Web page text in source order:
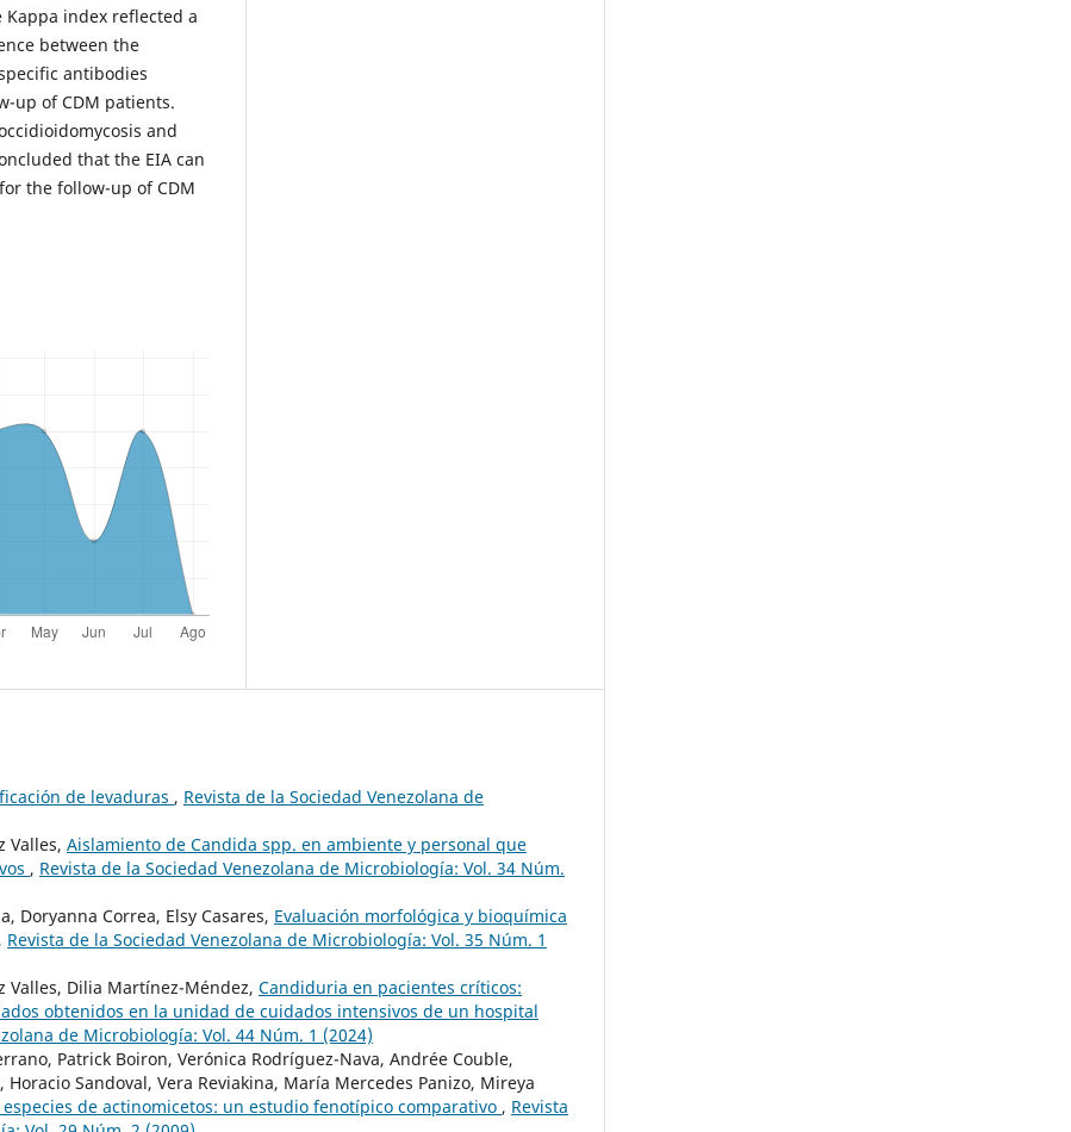
Kappa index reflected a
between the
antibodies
up of CDM patients.
and
that the EIA can
the follow-up of CDM
de levaduras , Revista de la Sociedad Venezolana de
Valles, Aislamiento de Candida spp. en ambiente y personal que
, Revista de la Sociedad Venezolana de Microbiología: Vol. 34 Núm.
Doryanna Correa, Elsy Casares, Evaluación morfológica y bioquímica
, Revista de la Sociedad Venezolana de Microbiología: Vol. 35 Núm. 1
Valles, Dilia Martínez-Méndez, Candiduria en pacientes críticos:
obtenidos en la unidad de cuidados intensivos de un hospital
de Microbiología: Vol. 44 Núm. 1 (2024)
Patrick Boiron, Verónica Rodríguez-Nava, Andrée Couble,
Sandoval, Vera Reviakina, María Mercedes Panizo, Mireya
de actinomicetos: un estudio fenotípico comparativo , Revista